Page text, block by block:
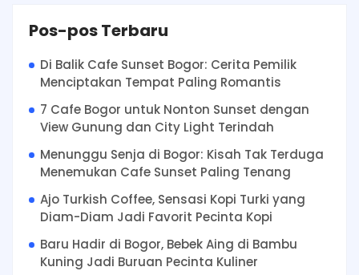
Pos-pos Terbaru
Di Balik Cafe Sunset Bogor: Cerita Pemilik
Menciptakan Tempat Paling Romantis
7 Cafe Bogor untuk Nonton Sunset dengan
View Gunung dan City Light Terindah
Menunggu Senja di Bogor: Kisah Tak Terduga
Menemukan Cafe Sunset Paling Tenang
Ajo Turkish Coffee, Sensasi Kopi Turki yang
Diam-Diam Jadi Favorit Pecinta Kopi
Baru Hadir di Bogor, Bebek Aing di Bambu
Kuning Jadi Buruan Pecinta Kuliner